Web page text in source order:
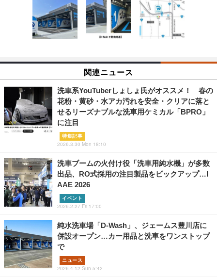
関連ニュース
洗車系YouTuberしょしょ氏がオススメ！ 春の
花粉・黄砂・水アカ汚れを安全・クリアに落と
せるリーズナブルな洗車用ケミカル「BPRO」
に注目
特集記事
2026.3.30 Mon 18:10
洗車ブームの火付け役「洗車用純水機」が多数
出品、RO式採用の注目製品をピックアップ…I
AAE 2026
イベント
2026.2.27 Fri 17:00
純水洗車場「D-Wash」、ジェームス豊川店に
併設オープン…カー用品と洗車をワンストップ
で
ニュース
2026.4.12 Sun 5:42